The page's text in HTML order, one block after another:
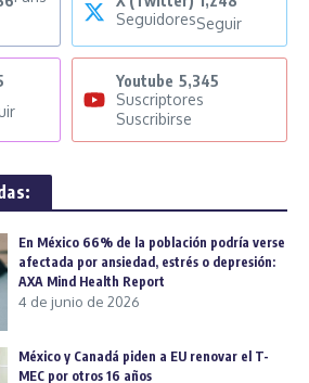
SeguidoresSeguir
Youtube 5,345
Suscriptores
Suscribirse
En México 66% de la población podría verse
afectada por ansiedad, estrés o depresión:
AXA Mind Health Report
4 de junio de 2026
México y Canadá piden a EU renovar el T-
MEC por otros 16 años